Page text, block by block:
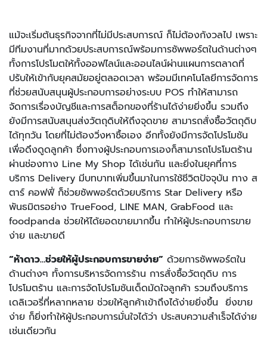
แม้จะเริ่มต้นธุรกิจจากที่ไม่มีประสบการณ์ ก็ไม่ต้องกังวลไป เพราะ
มีทีมงานที่มากด้วยประสบการณ์พร้อมการซัพพอร์ตในด้านต่างๆ
ทั้งการโปรโมตให้ทั้งออฟไลน์และออนไลน์ผ่านแผนการตลาดที่
ปรับให้เข้ากับยุคสมัยอยู่ตลอดเวลา พร้อมมีเทคโนโลยีการจัดการ
ที่ช่วยสนับสนุนผู้ประกอบการอย่างระบบ POS ทำให้สามารถ
จัดการเรื่องบัญชีและการสต็อกของที่ร้านได้ง่ายยิ่งขึ้น รวมถึง
ยังมีการสนับสนุนส่งวัตถุดิบให้ถึงจุดขาย สามารถสั่งซื้อวัตถุดิบ
ได้ทุกวัน โดยที่ไม่ต้องวิ่งหาซื้อเอง อีกทั้งยังมีการจัดโปรโมชัน
เพื่อดึงดูดลูกค้า ซึ่งทางผู้ประกอบการเองก็สามารถโปรโมตร้าน
ผ่านช่องทาง Line My Shop ได้เช่นกัน และยิ่งในยุคที่การ
บริการ Delivery มีบทบาทเพิ่มขึ้นมาในการใช้ชีวิตปัจจุบัน ทาง ส
ตาร์ คอฟฟี่ ก็ช่วยซัพพอร์ตด้วยบริการ Star Delivery หรือ
พันธมิตรอย่าง TrueFood, LINE MAN, GrabFood และ
foodpanda ช่วยให้ได้ยอดขายมากขึ้น ทำให้ผู้ประกอบการขาย
ง่าย และขายดี
“ห้าดาว…ช่วยให้ผู้ประกอบการขายง่าย” ด้วยการซัพพอร์ตใน
ด้านต่างๆ ทั้งการบริหารจัดการร้าน การสั่งซื้อวัตถุดิบ การ
โปรโมตร้าน และการจัดโปรโมชันเด็ดมัดใจลูกค้า รวมถึงบริการ
เดลิเวอรี่ที่หลากหลาย ช่วยให้ลูกค้าเข้าถึงได้ง่ายยิ่งขึ้น ยิ่งขาย
ง่าย ก็ยิ่งทำให้ผู้ประกอบการมั่นใจได้ว่า ประสบความสำเร็จได้ง่าย
เช่นเดียวกัน